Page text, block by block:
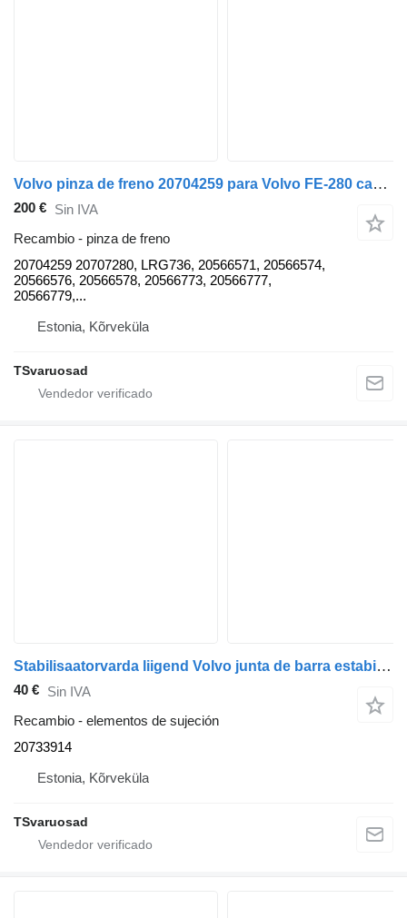
Volvo pinza de freno 20704259 para Volvo FE-280 camión
200 € Sin IVA
Recambio - pinza de freno
20704259 20707280, LRG736, 20566571, 20566574,
20566576, 20566578, 20566773, 20566777,
20566779,...
Estonia, Kõrveküla
TSvaruosad
Stabilisaatorvarda liigend Volvo junta de barra estabilizadora 20733914 para Volvo FE-280 camión
40 € Sin IVA
Recambio - elementos de sujeción
20733914
Estonia, Kõrveküla
TSvaruosad